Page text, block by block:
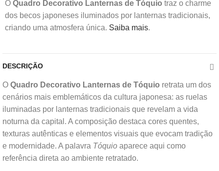
O Quadro Decorativo Lanternas de Tóquio traz o charme
dos becos japoneses iluminados por lanternas tradicionais,
criando uma atmosfera única. Saiba mais.
DESCRIÇÃO
O Quadro Decorativo Lanternas de Tóquio retrata um dos
cenários mais emblemáticos da cultura japonesa: as ruelas
iluminadas por lanternas tradicionais que revelam a vida
noturna da capital. A composição destaca cores quentes,
texturas autênticas e elementos visuais que evocam tradição
e modernidade. A palavra Tóquio aparece aqui como
referência direta ao ambiente retratado.